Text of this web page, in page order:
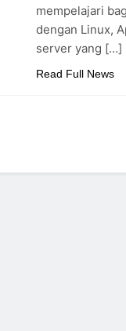
mempelajari
dengan Linux,
server yang […]
Read Full News